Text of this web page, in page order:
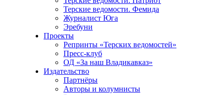
Терские ведомости. Фемида
Журналист Юга
Эребуни
Проекты
Репринты «Терских ведомостей»
Пресс-клуб
ОД «За наш Владикавказ»
Издательство
Партнёры
Авторы и колумнисты